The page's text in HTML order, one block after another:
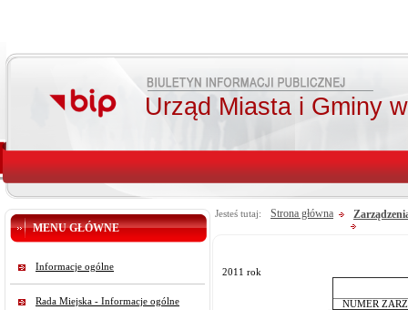
Urząd Miasta i Gminy
MENU GŁÓWNE
Informacje ogólne
Rada Miejska - Informacje ogólne
Jesteś tutaj: Strona główna
2011 rok
NUMER